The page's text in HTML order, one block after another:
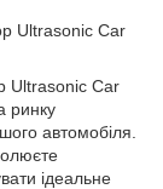
Ultrasonic Car
Ultrasonic Car
ринку
автомобіля.
ідеальне